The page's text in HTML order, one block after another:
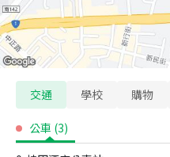
交通 學校 購物
公車 (3)